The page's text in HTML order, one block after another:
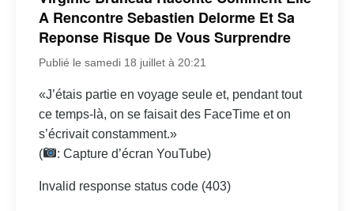
A Rencontre Sebastien Delorme Et Sa
Reponse Risque De Vous Surprendre
Publié le samedi 18 juillet à 20:21
«J’étais partie en voyage seule et, pendant tout
ce temps-là, on se faisait des FaceTime et on
s’écrivait constamment.»
(
: Capture d’écran YouTube)
Invalid response status code (403)